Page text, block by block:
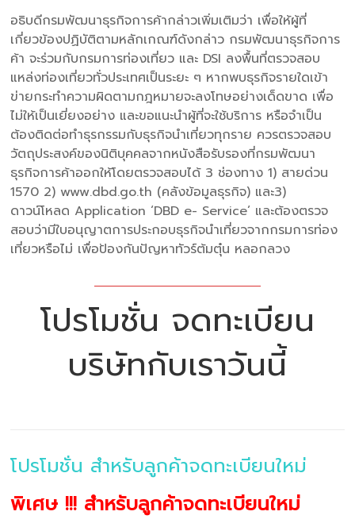
อธิบดีกรมพัฒนาธุรกิจการค้ากล่าวเพิ่มเติมว่า เพื่อให้ผู้ที่
เกี่ยวข้องปฏิบัติตามหลักเกณฑ์ดังกล่าว กรมพัฒนาธุรกิจการ
ค้า จะร่วมกับกรมการท่องเที่ยว และ DSI ลงพื้นที่ตรวจสอบ
แหล่งท่องเที่ยวทั่วประเทศเป็นระยะ ๆ หากพบธุรกิจรายใดเข้า
ข่ายกระทำความผิดตามกฎหมายจะลงโทษอย่างเด็ดขาด เพื่อ
ไม่ให้เป็นเยี่ยงอย่าง และขอแนะนำผู้ที่จะใช้บริการ หรือจำเป็น
ต้องติดต่อทำธุรกรรมกับธุรกิจนำเที่ยวทุกราย ควรตรวจสอบ
วัตถุประสงค์ของนิติบุคคลจากหนังสือรับรองที่กรมพัฒนา
ธุรกิจการค้าออกให้โดยตรวจสอบได้ 3 ช่องทาง 1) สายด่วน
1570 2) www.dbd.go.th (คลังข้อมูลธุรกิจ) และ3)
ดาวน์โหลด Application ‘DBD e- Service’ และต้องตรวจ
สอบว่ามีใบอนุญาตการประกอบธุรกิจนำเที่ยวจากกรมการท่อง
เที่ยวหรือไม่ เพื่อป้องกันปัญหาทัวร์ต้มตุ๋น หลอกลวง
โปรโมชั่น จดทะเบียน
บริษัทกับเราวันนี้
โปรโมชั่น สำหรับลูกค้าจดทะเบียนใหม่
พิเศษ !!! สำหรับลูกค้าจดทะเบียนใหม่